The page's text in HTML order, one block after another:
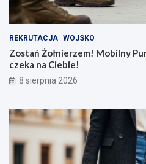
REKRUTACJA WOJSKO
Zostań Żołnierzem! Mobilny
czeka na Ciebie!
8 sierpnia 2026